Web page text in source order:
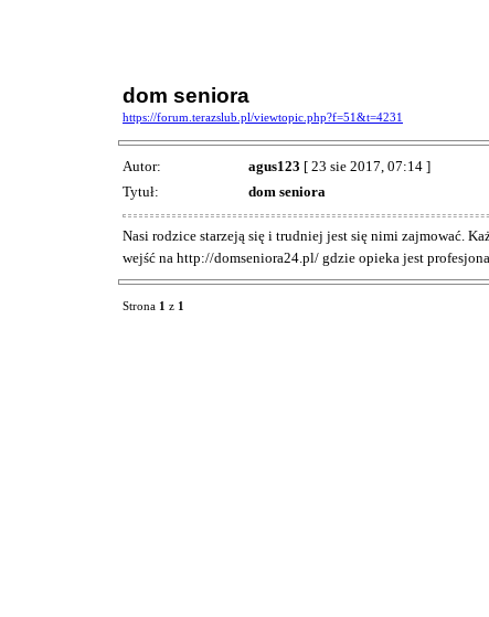
dom seniora
https://forum.terazslub.pl/viewtopic.php?f=51&t=4231
Autor: agus123 [ 23 sie 2017, 07:14 ]
Tytuł:
dom seniora
Nasi rodzice starzeją się i trudniej jest się nimi zajmować.
wejść na http://domseniora24.pl/ gdzie opieka jest
Strona 1 z 1